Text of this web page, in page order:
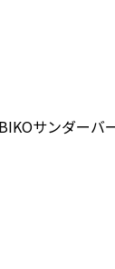
サンダーバ